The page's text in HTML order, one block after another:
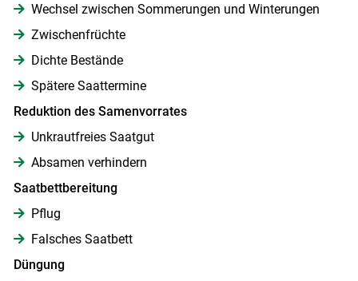
Wechsel zwischen Sommerungen und Winterungen
Zwischenfrüchte
Dichte Bestände
Spätere Saattermine
Reduktion des Samenvorrates
Unkrautfreies Saatgut
Absamen verhindern
Saatbettbereitung
Pflug
Falsches Saatbett
Düngung